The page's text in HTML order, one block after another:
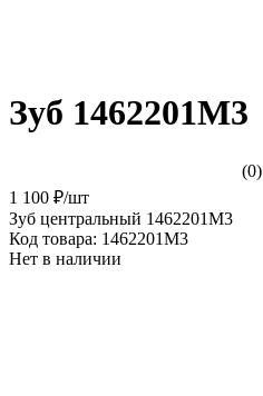
Зуб 1462201М3
(0)
1 100 ₽/шт
Зуб центральный 1462201М3
Код товара: 1462201М3
Нет в наличии